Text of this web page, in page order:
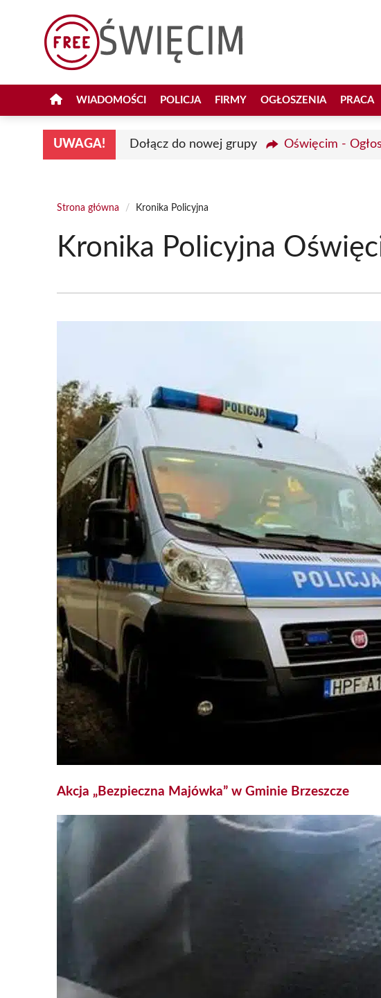
WIADOMOŚCI POLICJA FIRMY OGŁOSZENIA PRACA
UWAGA! Dołącz do nowej grupy Oświęcim -
Strona główna / Kronika Policyjna
Kronika Policyjna
Akcja „Bezpieczna Majówka” w Gminie Brzeszcze